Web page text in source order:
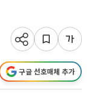
구글 선호매체 추가